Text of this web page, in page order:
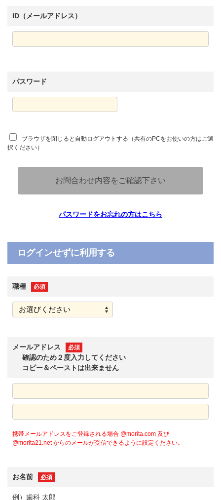
ID（メールアドレス）
パスワード
ブラウザを閉じると自動ログアウトする（共有のPCをお使いの方はご選
択ください）
お問合わせ内容をご確認下さい
パスワードをお忘れの方はこちら
ログインせずに利用する
職種 必須
メールアドレス 必須
確認のため２度入力してください
コピー＆ペーストは出来ません
携帯メールアドレスをご登録される場合 @morita.com 及び
@morita21.net からのメールが受信できるように設定ください。
お名前 必須
例）歯科 太郎